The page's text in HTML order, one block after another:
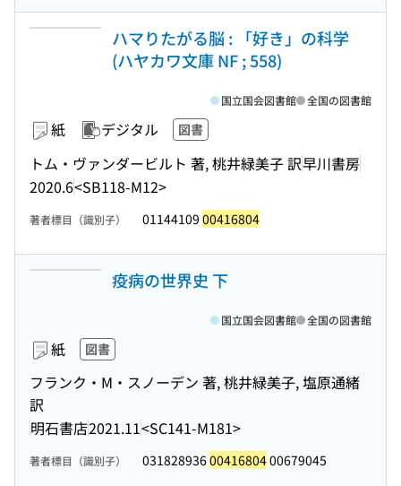
ハマりたがる脳 : 「好き」の科学
(ハヤカワ文庫 NF ; 558)
紙 デジタル 図書
トム・ヴァンダービルト 著, 桃井緑美子 訳早川書房
2020.6<SB118-M12>
国立国会図書館 全国の図書館
著者標目（識別子） 01144109 00416804
疫病の世界史 下
紙 図書
フランク・M・スノーデン 著, 桃井緑美子, 塩原通緒
訳
明石書店2021.11<SC141-M181>
国立国会図書館 全国の図書館
著者標目（識別子） 0318289360041680400679045